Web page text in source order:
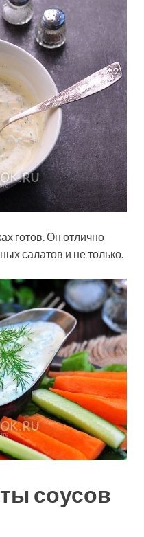
готов. Он отлично
салатов и не только.
соусов